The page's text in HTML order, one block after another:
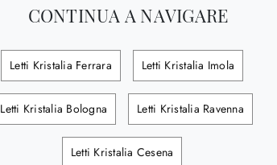
CONTINUA A NAVIGARE
Letti Kristalia Ferrara Letti Kristalia Imola
Letti Kristalia Bologna Letti Kristalia Ravenna
Letti Kristalia Cesena